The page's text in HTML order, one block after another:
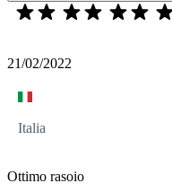
21/02/2022
Italia
Ottimo rasoio